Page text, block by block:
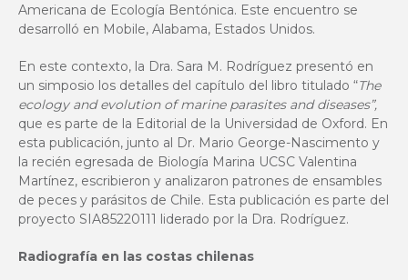
Americana de Ecología Bentónica. Este encuentro se
desarrolló en Mobile, Alabama, Estados Unidos.
En este contexto, la Dra. Sara M. Rodríguez presentó en
un simposio los detalles del capítulo del libro titulado “The
ecology and evolution of marine parasites and diseases”,
que es parte de la Editorial de la Universidad de Oxford. En
esta publicación, junto al Dr. Mario George-Nascimento y
la recién egresada de Biología Marina UCSC Valentina
Martínez, escribieron y analizaron patrones de ensambles
de peces y parásitos de Chile. Esta publicación es parte del
proyecto SIA85220111 liderado por la Dra. Rodríguez.
Radiografía en las costas chilenas